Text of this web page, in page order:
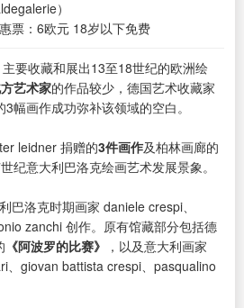
）
票：6欧元 18岁以下免费
要收藏和展出13至18世纪的欧洲绘
艺术家的作品较少，德国艺术收藏家
幅画作成功弥补该领域的空白。
leidner 捐赠的3件画作及柏林画廊的
纪意大利巴洛克绘画艺术发展景象。
巴洛克时期画家 daniele crespi、
zanchi 创作。原有馆藏部分包括德
《阿波罗的比赛》
，以及意大利画家
、giovan battista crespi、pasqualino